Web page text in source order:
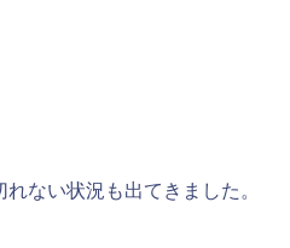
ない状況も出てきました。